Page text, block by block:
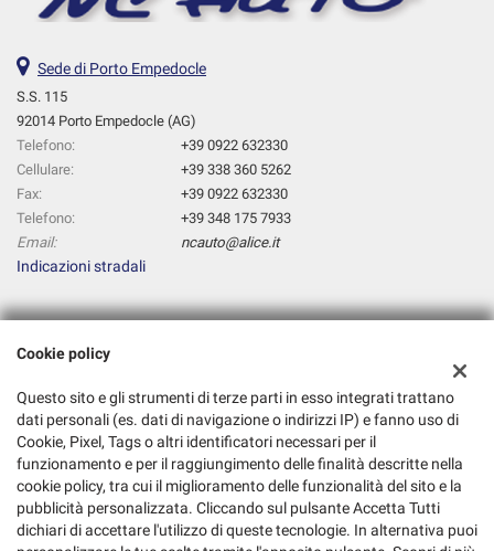
Sede di Porto Empedocle
S.S. 115
92014 Porto Empedocle (AG)
Telefono:
+39 0922 632330
Cellulare:
+39 338 360 5262
Fax:
+39 0922 632330
Telefono:
+39 348 175 7933
Email:
ncauto@alice.it
Indicazioni stradali
Dati fiscali:
S.S. 115, Porto Empedocle (AG)
C.F/P.IVA:02481330849
Registro delle imprese:AG
Cookie policy
Questo sito e gli strumenti di terze parti in esso integrati trattano
dati personali (es. dati di navigazione o indirizzi IP) e fanno uso di
Cookie, Pixel, Tags o altri identificatori necessari per il
funzionamento e per il raggiungimento delle finalità descritte nella
cookie policy, tra cui il miglioramento delle funzionalità del sito e la
pubblicità personalizzata. Cliccando sul pulsante Accetta Tutti
dichiari di accettare l'utilizzo di queste tecnologie. In alternativa puoi